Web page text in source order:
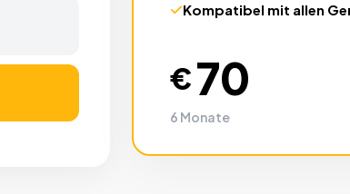
Kompatibel mit allen
€70
6 Monate